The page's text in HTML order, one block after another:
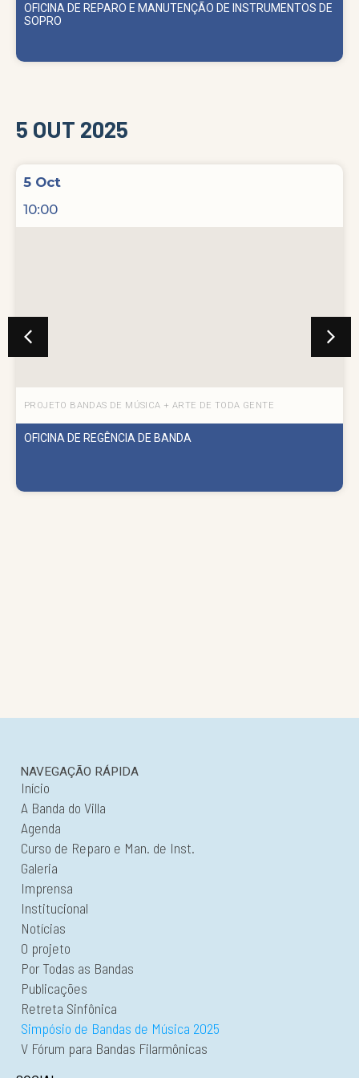
DE OFICINA A TROMPA NO ENSINO COLETIVO DE
5 OUT 2025
5 Oct
10:00
PROJETO BANDAS DE MÚSICA + ARTE DE TODA GENTE
OFICINA DE REGÊNCIA DE BANDA
NAVEGAÇÃO RÁPIDA
Início
A Banda do Villa
Agenda
Curso de Reparo e Man. de Inst.
Galeria
Imprensa
Institucional
Notícias
O projeto
Por Todas as Bandas
Publicações
Retreta Sinfônica
Simpósio de Bandas de Música 2025
V Fórum para Bandas Filarmônicas